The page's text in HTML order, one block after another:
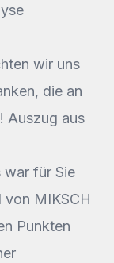
wir uns
die an
Auszug aus
war für Sie
von MIKSCH
Punkten